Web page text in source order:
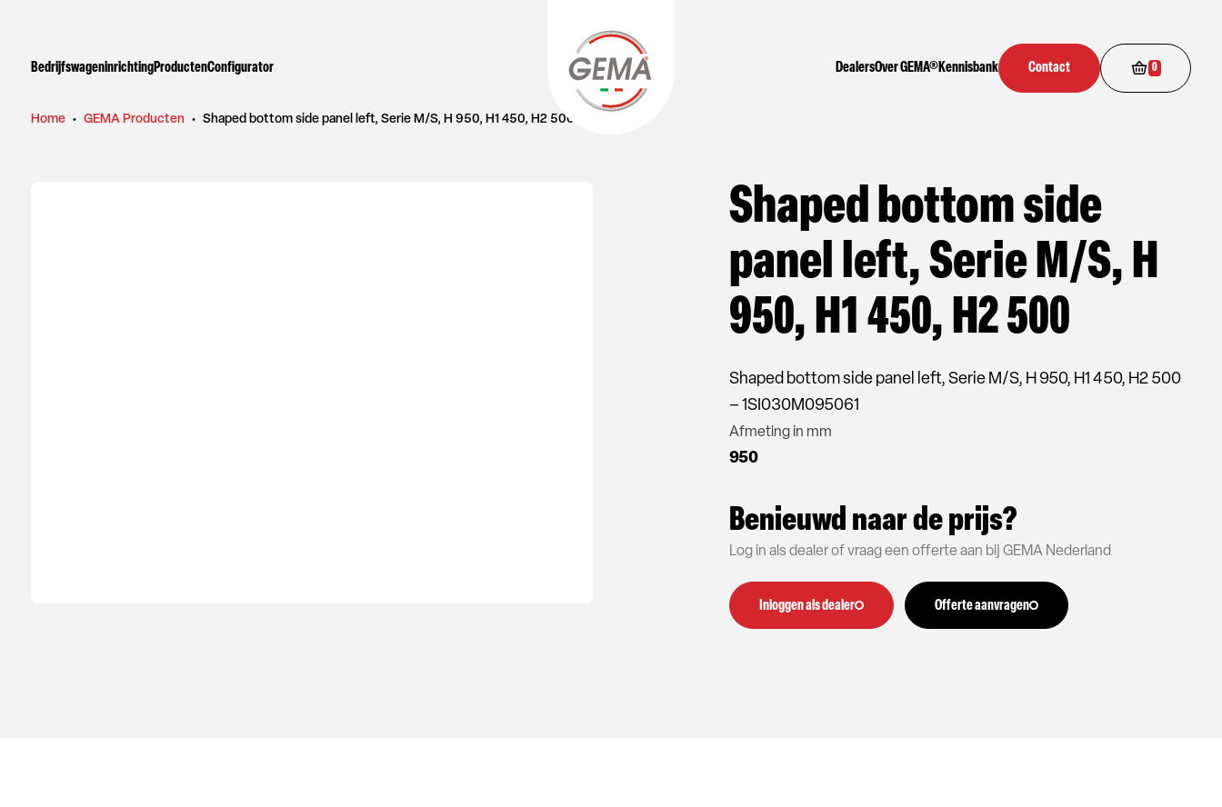
BedrijfswageninrichtingProductenConfigurator DealersOver GEMA®Kennisbank Contact 0
Home • GEMA Producten • Shaped bottom side panel left, Serie M/S, H 950, H1 450, H2 500
Shaped bottom side
panel left, Serie M/S, H
950, H1 450, H2 500
Shaped bottom side panel left, Serie M/S, H 950, H1 450, H2 500
– 1SI030M095061
Afmeting in mm
950
Benieuwd naar de prijs?
Log in als dealer of vraag een offerte aan bij GEMA Nederland
Inloggen als dealer Offerte aanvragen